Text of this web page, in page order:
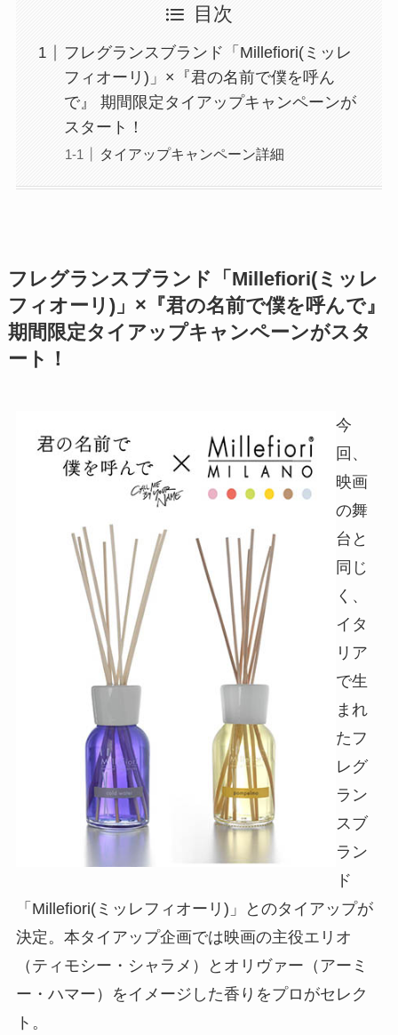
目次
フレグランスブランド「Millefiori(ミッレ
フィオーリ)」×『君の名前で僕を呼ん
で』 期間限定タイアップキャンペーンが
スタート！
タイアップキャンペーン詳細
フレグランスブランド「Millefiori(ミッレ
フィオーリ)」×『君の名前で僕を呼んで』
期間限定タイアップキャンペーンがスタ
ート！
今
回、
映画
の舞
台と
同じ
く、
イタ
リア
で生
まれ
たフ
レグ
ラン
スブ
ラン
ド
「Millefiori(ミッレフィオーリ)」とのタイアップが
決定。本タイアップ企画では映画の主役エリオ
（ティモシー・シャラメ）とオリヴァー（アーミ
ー・ハマー）をイメージした香りをプロがセレク
ト。